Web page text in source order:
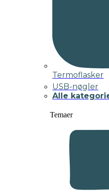
Termoflasker
USB-nøgler
Alle
Temaer